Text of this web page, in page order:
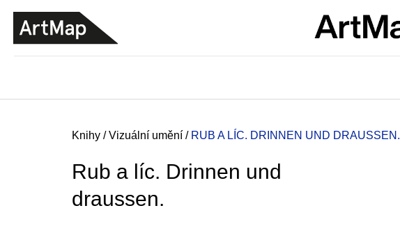
Domů
Knihy / Vizuální umění / RUB A LÍC. DRINNEN UND DRAUSSEN.
Rub a líc. Drinnen und
draussen.
ZPĚT
DO
OBCHODU
ZPĚT
DO
OBCHODU